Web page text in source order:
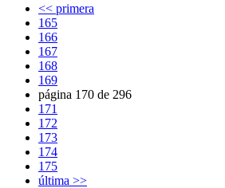
<< primera
165
166
167
168
169
página 170 de 296
171
172
173
174
175
última >>